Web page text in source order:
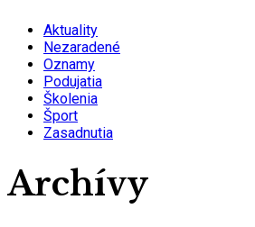
Aktuality
Nezaradené
Oznamy
Podujatia
Školenia
Šport
Zasadnutia
Archívy